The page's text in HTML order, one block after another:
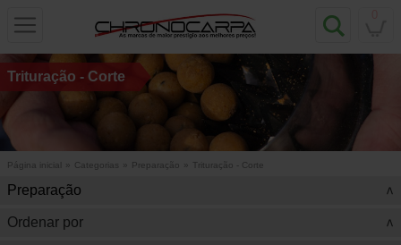
Trituração - Corte
Página inicial Categorias Preparação Trituração - Corte
Preparação >
Ordenar por >